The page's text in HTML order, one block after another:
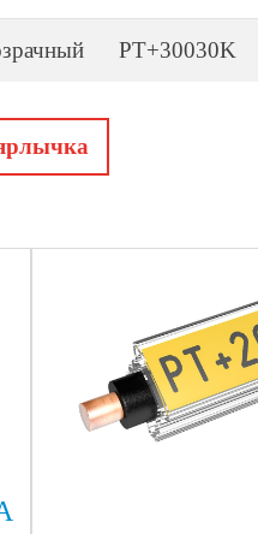
PT+30030K